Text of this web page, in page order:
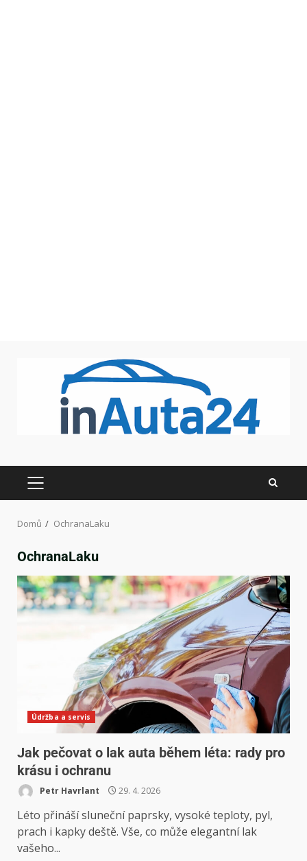
Domů OchranaLaku
OchranaLaku
Údržba a servis
Jak pečovat o lak auta během léta: rady pro
krásu i ochranu
Petr Havrlant 29. 4. 2026
Léto přináší sluneční paprsky, vysoké teploty, pyl,
prach i kapky deště. Vše, co může elegantní lak
vašeho...